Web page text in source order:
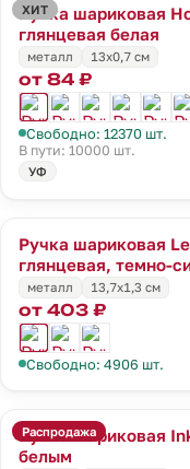
ХИТ
Ручка шариковая
глянцевая белая
металл 13х0,7 см
от 84 ₽
Свободно: 12370 шт.
В пути: 10000 шт.
УФ
Ручка шариковая
глянцевая, темно-
металл 13,7х1,3 см
от 403 ₽
Свободно: 4906 шт.
Распродажа
Ручка шариковая
белым